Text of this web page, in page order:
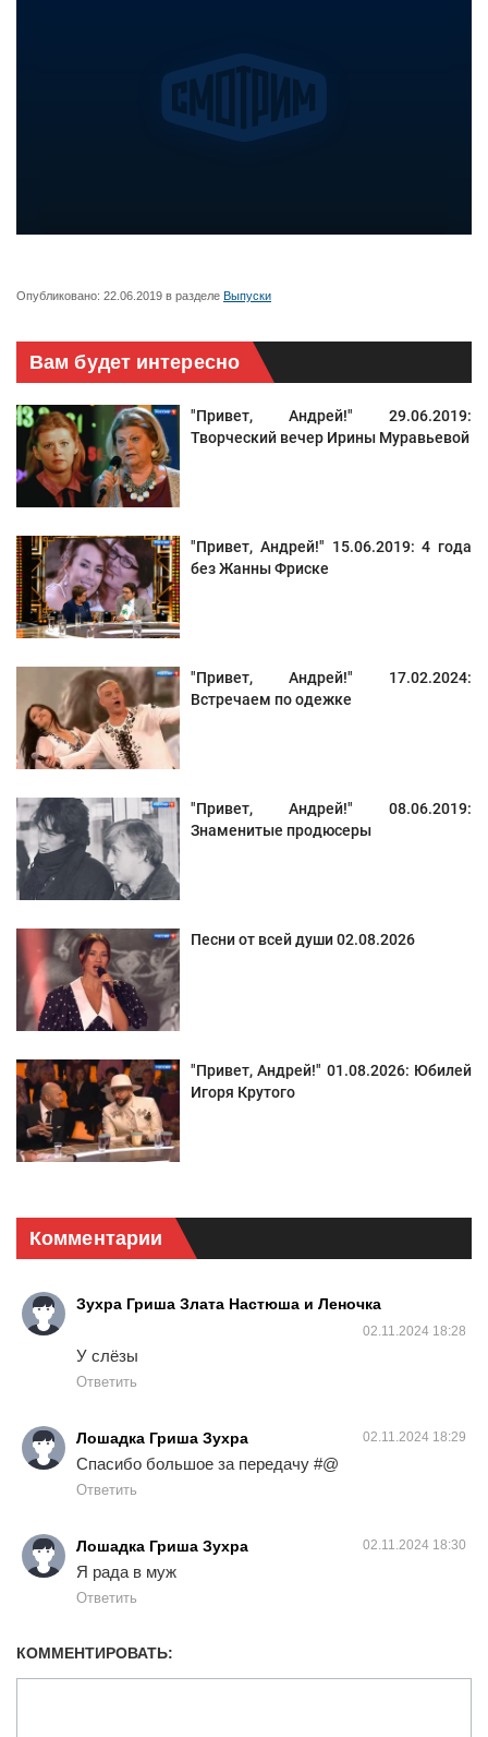
Опубликовано: 22.06.2019 в разделе Выпуски
Вам будет интересно
"Привет, Андрей!" 29.06.2019:
Творческий вечер Ирины Муравьевой
"Привет, Андрей!" 15.06.2019: 4 года
без Жанны Фриске
"Привет, Андрей!" 17.02.2024:
Встречаем по одежке
"Привет, Андрей!" 08.06.2019:
Знаменитые продюсеры
Песни от всей души 02.08.2026
"Привет, Андрей!" 01.08.2026: Юбилей
Игоря Крутого
Комментарии
Зухра Гриша Злата Настюша и Леночка
02.11.2024 18:28
У слёзы
Ответить
Лошадка Гриша Зухра 02.11.2024 18:29
Спасибо большое за передачу #@
Ответить
Лошадка Гриша Зухра 02.11.2024 18:30
Я рада в муж
Ответить
КОММЕНТИРОВАТЬ: